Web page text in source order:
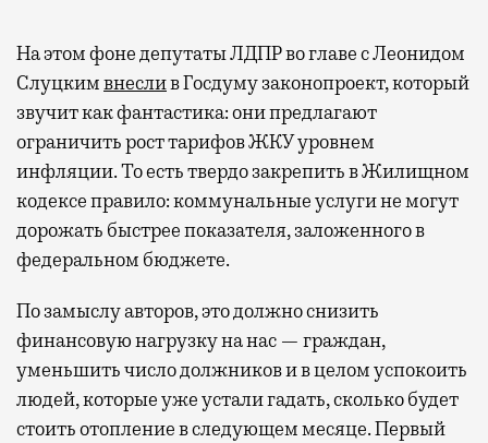
На этом фоне депутаты ЛДПР во главе с Леонидом
Слуцкимвнеслив Госдуму законопроект, который
звучит как фантастика: они предлагают
ограничить рост тарифов ЖКУ уровнем
инфляции. То есть твердо закрепить в Жилищном
кодексе правило: коммунальные услуги не могут
дорожать быстрее показателя, заложенного в
федеральном бюджете.
По замыслу авторов, это должно снизить
финансовую нагрузку на нас — граждан,
уменьшить число должников и в целом успокоить
людей, которые уже устали гадать, сколько будет
стоить отопление в следующем месяце. Первый